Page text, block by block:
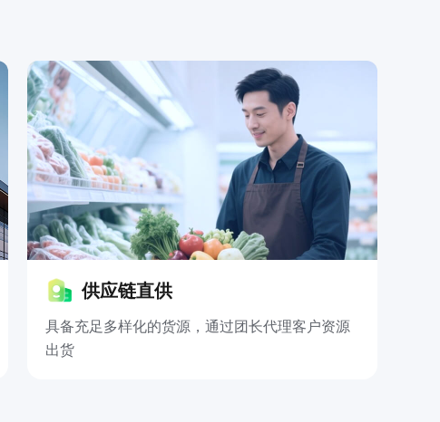
供应链直供
具备充足多样化的货源，通过团长代理客户资源
出货